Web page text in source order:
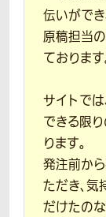
伝いができ
原稿担当
ております
サイトでは
できる限
ります。
発注前か
ただき、
だけたの